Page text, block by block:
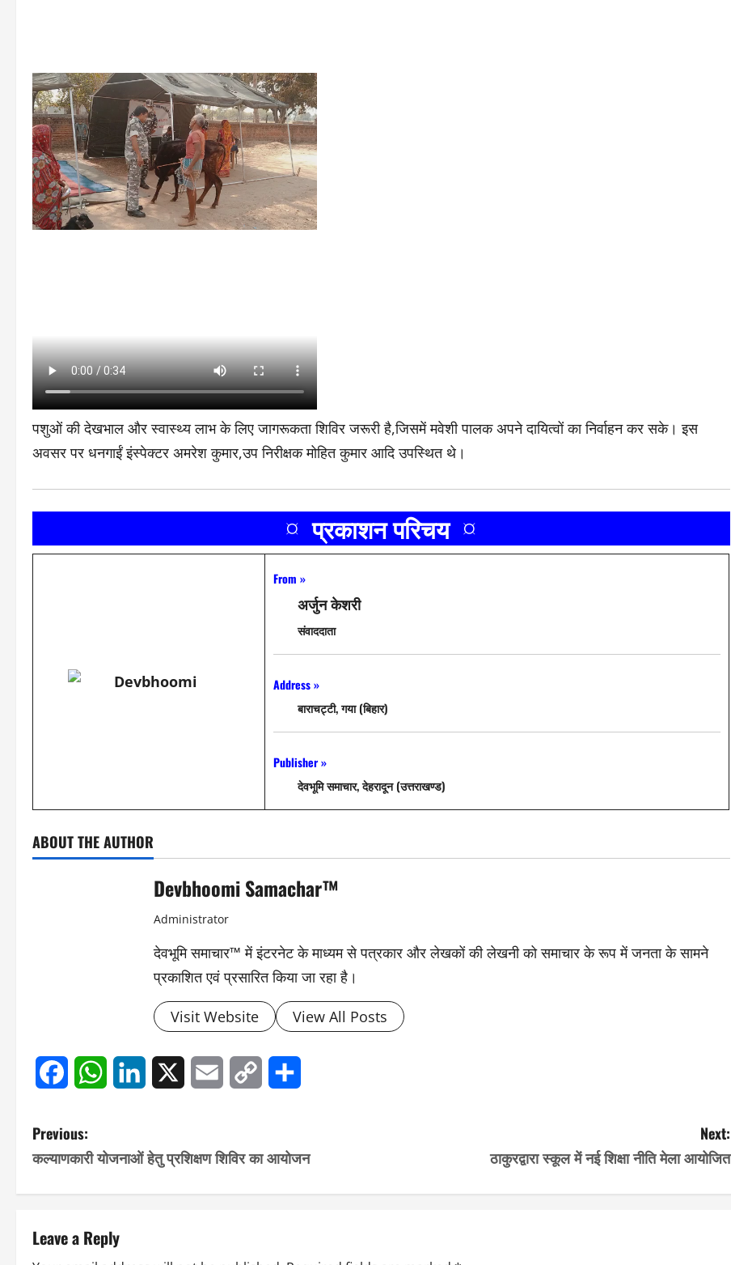
पशुओं की देखभाल और स्वास्थ्य लाभ के लिए जागरूकता शिविर जरूरी है,जिसमें मवेशी पालक अपने दायित्वों का निर्वाहन कर सके। इस
अवसर पर धनगाईं इंस्पेक्टर अमरेश कुमार,उप निरीक्षक मोहित कुमार आदि उपस्थित थे।
¤ प्रकाशन परिचय ¤
From »
अर्जुन केशरी
संवाददाता
Address »
बाराचट्टी, गया (बिहार)
Publisher »
देवभूमि समाचार, देहरादून (उत्तराखण्ड)
ABOUT THE AUTHOR
Devbhoomi Samachar™
Administrator
देवभूमि समाचार™ में इंटरनेट के माध्यम से पत्रकार और लेखकों की लेखनी को समाचार के रूप में जनता के सामने
प्रकाशित एवं प्रसारित किया जा रहा है।
Visit Website View All Posts
FacebookWhatsAppLinkedIn Email
Copy
P
o
s
t
Previous:
कल्याणकारी योजनाओं हेतु प्रशिक्षण शिविर का आयोजन
Next:
ठाकुरद्वारा स्कूल में नई शिक्षा नीति मेला आयोजित
Leave a Reply